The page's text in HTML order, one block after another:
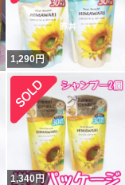
1,290円
1,340円